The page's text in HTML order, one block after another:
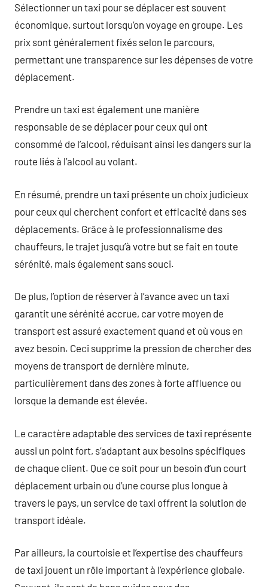
Sélectionner un taxi pour se déplacer est souvent
économique, surtout lorsqu’on voyage en groupe. Les
prix sont généralement fixés selon le parcours,
permettant une transparence sur les dépenses de votre
déplacement.
Prendre un taxi est également une manière
responsable de se déplacer pour ceux qui ont
consommé de l’alcool, réduisant ainsi les dangers sur la
route liés à l’alcool au volant.
En résumé, prendre un taxi présente un choix judicieux
pour ceux qui cherchent confort et efficacité dans ses
déplacements. Grâce à le professionnalisme des
chauffeurs, le trajet jusqu’à votre but se fait en toute
sérénité, mais également sans souci.
De plus, l’option de réserver à l’avance avec un taxi
garantit une sérénité accrue, car votre moyen de
transport est assuré exactement quand et où vous en
avez besoin. Ceci supprime la pression de chercher des
moyens de transport de dernière minute,
particulièrement dans des zones à forte affluence ou
lorsque la demande est élevée.
Le caractère adaptable des services de taxi représente
aussi un point fort, s’adaptant aux besoins spécifiques
de chaque client. Que ce soit pour un besoin d’un court
déplacement urbain ou d’une course plus longue à
travers le pays, un service de taxi offrent la solution de
transport idéale.
Par ailleurs, la courtoisie et l’expertise des chauffeurs
de taxi jouent un rôle important à l’expérience globale.